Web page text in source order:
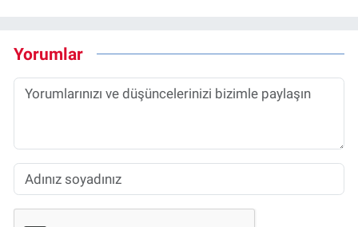
Yorumlar